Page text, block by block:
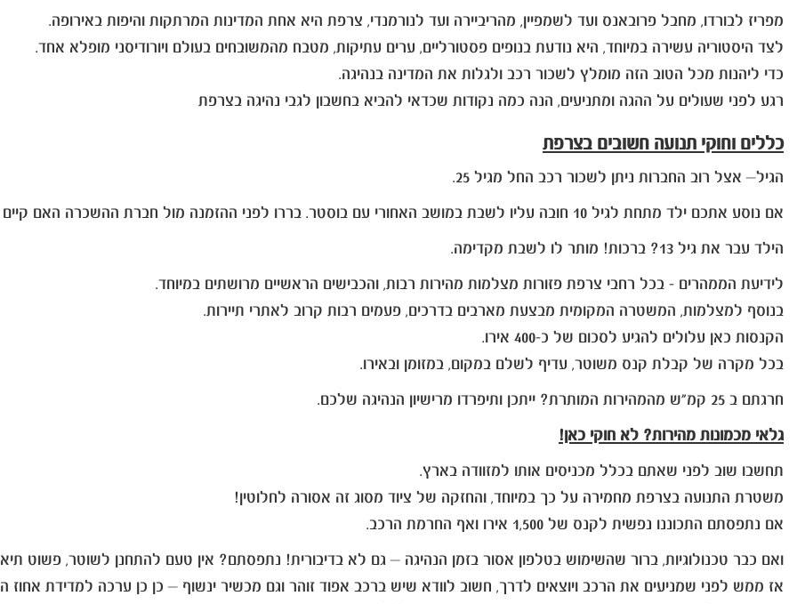
מפריז לבורדו, מחבל פרובאנס ועד לשמפיין, מהריביירה ועד לנורמנדי, צרפת היא אחת המדינות המרתקות והיפות באירופה.
לצד היסטוריה עשירה במיוחד, היא נודעת בנופים פסטורליים, ערים עתיקות, מטבח מהמשובחים בעולם ויורודיסני מופלא אחד.
כדי ליהנות מכל הטוב הזה מומלץ לשכור רכב ולגלות את המדינה בנהיגה.
רגע לפני שעולים על ההגה ומתניעים, הנה כמה נקודות שכדאי להביא בחשבון לגבי נהיגה בצרפת
כללים וחוקי תנועה חשובים בצרפת
הגיל– אצל רוב החברות ניתן לשכור רכב החל מגיל 25.
אם נוסע אתכם ילד מתחת לגיל 10 חובה עליו לשבת במושב האחורי עם בוסטר. בררו לפני ההזמנה מול חברת ההשכרה האם קיים אצלם במלאי.
הילד עבר את גיל 13? ברכות! מותר לו לשבת מקדימה.
לידיעת הממהרים - בכל רחבי צרפת פזורות מצלמות מהירות רבות, והכבישים הראשיים מרושתים במיוחד.
בנוסף למצלמות, המשטרה המקומית מבצעת מארבים בדרכים, פעמים רבות קרוב לאתרי תיירות.
הקנסות כאן עלולים להגיע לסכום של כ-400 אירו.
בכל מקרה של קבלת קנס משוטר, עדיף לשלם במקום, במזומן ובאירו.
חרגתם ב 25 קמ"ש מהמהירות המותרת? ייתכן ותיפרדו מרישיון הנהיגה שלכם.
גלאי מכמונות מהירות? לא חוקי כאן!
תחשבו שוב לפני שאתם בכלל מכניסים אותו למזוודה בארץ.
משטרת התנועה בצרפת מחמירה על כך במיוחד, והחזקה של ציוד מסוג זה אסורה לחלוטין!
אם נתפסתם התכוננו נפשית לקנס של 1,500 אירו ואף החרמת הרכב.
ואם כבר טכנולוגיות, ברור שהשימוש בטלפון אסור בזמן הנהיגה – גם לא בדיבורית! נתפסתם? אין טעם להתחנן לשוטר, פשוט תיאלצו
אז ממש לפני שמניעים את הרכב ויוצאים לדרך, חשוב לוודא שיש ברכב אפוד זוהר וגם מכשיר ינשוף – כן כן ערכה למדידת